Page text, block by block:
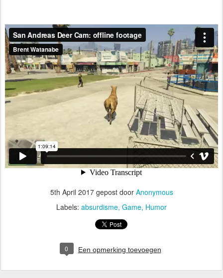
5th April 2017gepost door Anonymous
Labels: absurdisme Game Humor
0 Een opmerking toevoegen